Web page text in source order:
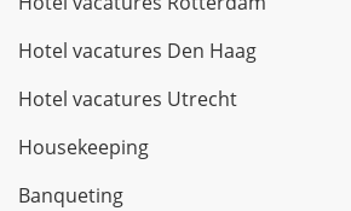
Hotel vacatures Den Haag
Hotel vacatures Utrecht
Housekeeping
Banqueting